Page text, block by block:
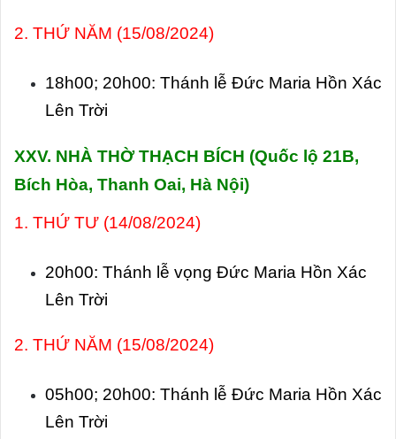
2. THỨ NĂM (15/08/2024)
18h00; 20h00: Thánh lễ Đức Maria Hồn Xác
Lên Trời
XXV. NHÀ THỜ THẠCH BÍCH (Quốc lộ 21B,
Bích Hòa, Thanh Oai, Hà Nội)
1. THỨ TƯ (14/08/2024)
20h00: Thánh lễ vọng Đức Maria Hồn Xác
Lên Trời
2. THỨ NĂM (15/08/2024)
05h00; 20h00: Thánh lễ Đức Maria Hồn Xác
Lên Trời